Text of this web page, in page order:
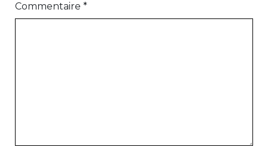
Commentaire *